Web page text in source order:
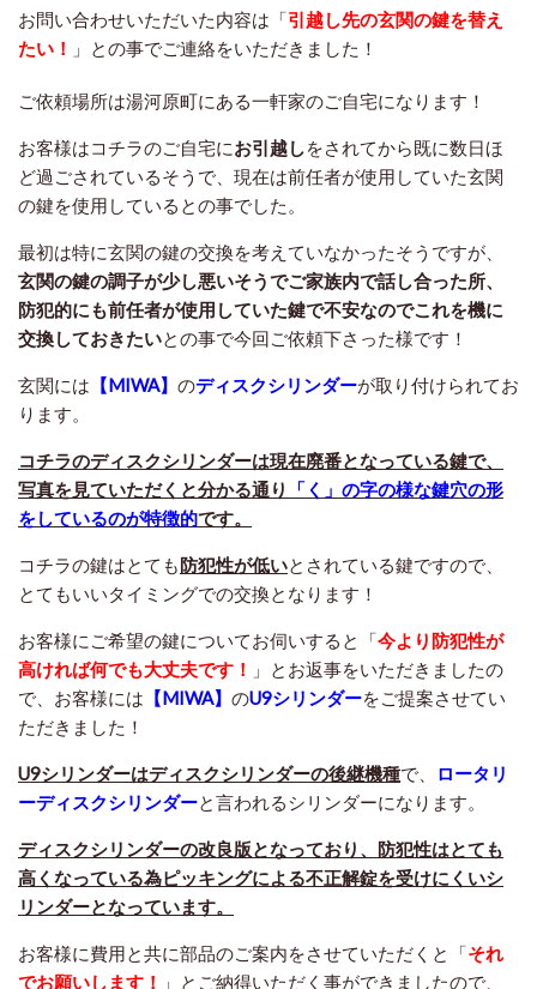
お問い合わせいただいた内容は「引越し先の玄関の鍵を替え
たい！
」との事でご連絡をいただきました！
ご依頼場所は湯河原町にある一軒家のご自宅になります！
お客様はコチラのご自宅にお引越しをされてから既に数日ほ
ど過ごされているそうで、現在は前任者が使用していた玄関
の鍵を使用しているとの事でした。
最初は特に玄関の鍵の交換を考えていなかったそうですが、
玄関の鍵の調子が少し悪いそうでご家族内で話し合った所、
防犯的にも前任者が使用していた鍵で不安なのでこれを機に
交換しておきたいとの事で今回ご依頼下さった様です！
玄関には 【MIWA】 のディスクシリンダーが取り付けられてお
ります。
コチラのディスクシリンダーは現在廃番となっている鍵で、
写真を見ていただくと分かる通り
「く」の字の様な鍵穴の形
をしているのが特徴的です。
コチラの鍵はとても防犯性が低いとされている鍵ですので、
とてもいいタイミングでの交換となります！
お客様にご希望の鍵についてお伺いすると「今より防犯性が
高ければ何でも大丈夫です！
」とお返事をいただきましたの
で、お客様には 【MIWA】 のU9シリンダーをご提案させてい
ただきました！
U9シリンダーはディスクシリンダーの後継機種で、
ロータリ
ーディスクシリンダーと言われるシリンダーになります。
ディスクシリンダーの改良版となっており、防犯性はとても
高くなっている為ピッキングによる不正解錠を受けにくいシ
リンダーとなっています。
お客様に費用と共に部品のご案内をさせていただくと「それ
でお願いします！
」とご納得いただく事ができましたので、